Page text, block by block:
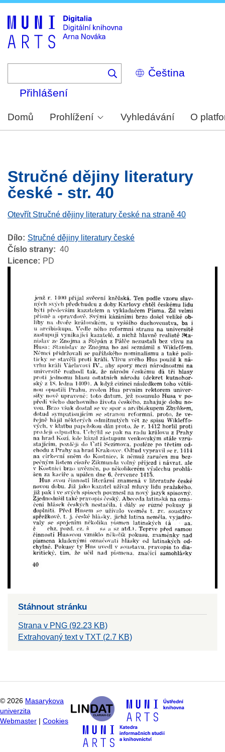
Select
your
Přihlášení
Domů Prohlížení Vyhledávání O
Stručné dějiny literatury
české - str. 40
Otevřít Stručné dějiny literatury české na straně 40
Dílo
Stručné dějiny literatury české
Číslo strany
40
Licence
PD
Stáhnout stránku
Strana v PNG (92.23 KB)
Extrahovaný text v TXT (2.7 KB)
© 2026 Masarykova
univerzita
Webmaster
Cookies